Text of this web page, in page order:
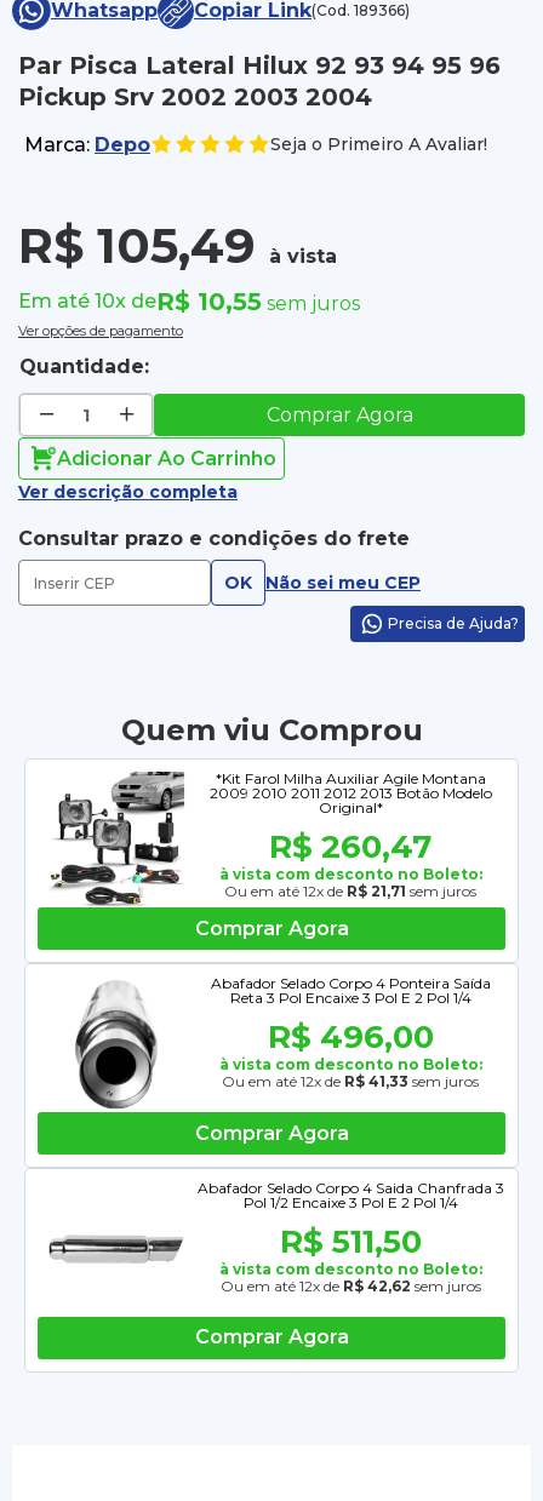
Whatsapp
Copiar Link(Cod. 189366)
Par Pisca Lateral Hilux 92 93 94 95 96
Pickup Srv 2002 2003 2004
Marca: Depo Seja o Primeiro A Avaliar!
R$ 105,49
à vista
Em até 10x deR$ 10,55 sem juros
Ver opções de pagamento
Quantidade:
Comprar Agora
Adicionar Ao Carrinho
Ver descrição completa
Consultar prazo e condições do frete
OK Não sei meu CEP
Precisa de Ajuda?
Quem viu Comprou
*Kit Farol Milha Auxiliar Agile Montana
2009 2010 2011 2012 2013 Botão Modelo
Original*
R$ 260,47
à vista com desconto no Boleto:
Ou em até 12x de R$ 21,71 sem juros
Comprar Agora
Abafador Selado Corpo 4 Ponteira Saída
Reta 3 Pol Encaixe 3 Pol E 2 Pol 1/4
R$ 496,00
à vista com desconto no Boleto:
Ou em até 12x de R$ 41,33 sem juros
Comprar Agora
Abafador Selado Corpo 4 Saida Chanfrada 3
Pol 1/2 Encaixe 3 Pol E 2 Pol 1/4
R$ 511,50
à vista com desconto no Boleto:
Ou em até 12x de R$ 42,62 sem juros
Comprar Agora